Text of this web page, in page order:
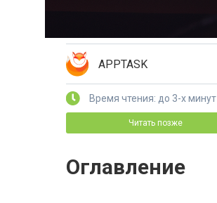
APPTASK
Время чтения: до 3-х минут
Читать позже
Оглавление